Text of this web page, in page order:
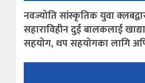
नवज्योति सांस्कृतिक युवा
सहाराविहीन दुई बालकलाई
सहयोग, थप सहयोगका लागि